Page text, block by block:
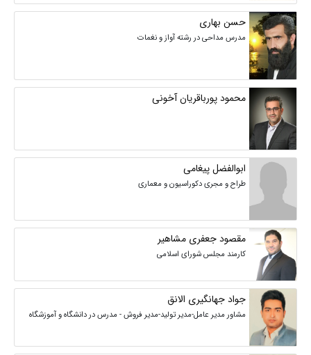
حسن بهاری
مدرس مداحی در رشته آواز و نغمات
محمود پورباقریان آخونی
ابوالفضل پیغامی
طراح و مجری دکوراسیون و معماری
مقصود جعفری مشاهیر
کارمند مجلس شورای اسلامی
جواد جهانگیری الانق
مشاور مدیر عامل-مدیر تولید-مدیر فروش - مدرس در دانشگاه و آموزشگاه